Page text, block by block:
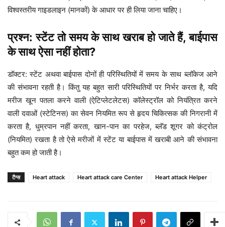
विश्वस्तरीय गाइडलाइन (मानकों) के आधार पर ही लिया जाना चाहिए।
प्रश्न: स्टेंट तो समय के साथ खराब हो जाते हैं, बाईपास
के साथ ऐसा नहीं होता?
डॉक्टर: स्टेंट अथवा बाईपास दोनों ही परिस्थितियों में समय के साथ ब्लॉकेज आने
की संभावना रहती है। किंतु यह बहुत सारी परिस्थितियों पर निर्भर करता है, यदि
मरीज खून पतला करने वाली (ऐटिप्लेटलेटस) कॉलेस्ट्रॉल को नियंत्रित करने
वाली दवाओं (स्टेटिनस) का सेवन नियमित रूप से हृदय चिकित्सक की निगरानी में
करता है, धुम्रपान नहीं करता, खान-पान का परहेज, ब्लॅड शूगर को कंट्रोल
(नियमित) रखता है तो ऐसे मरीजों में स्टेंट या बाईपास में खराबी आने की संभावना
बहुत कम हो जाती है।
टैग्स Heart attack Heart attack care Center Heart attack Helper